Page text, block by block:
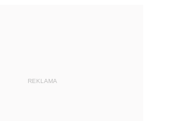
REKLAMA